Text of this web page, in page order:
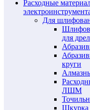
Расходные
Для
для
круги
ЛШМ
Шкурка